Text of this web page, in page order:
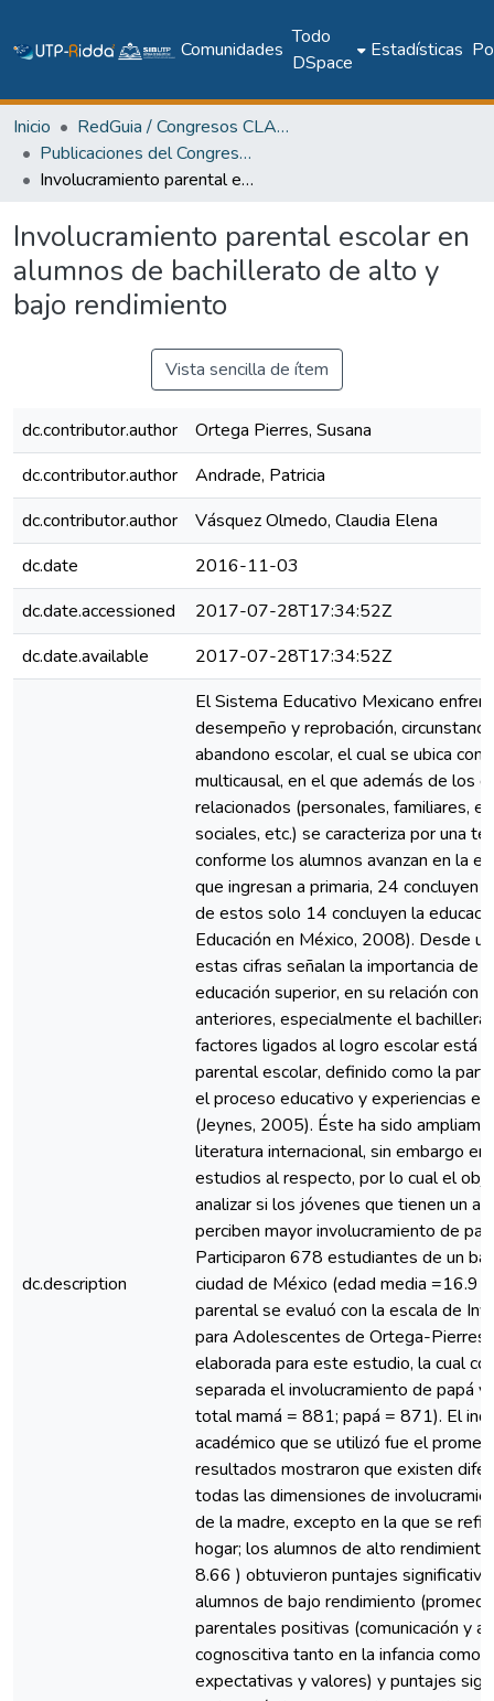
Comunidades
Todo
DSpace
Estadísticas
Inicio
RedGuia / Congresos CLABES
Publicaciones del Congreso Internacional CLABES
Involucramiento parental escolar en alumnos de bachillerato de alto y bajo rendimiento
Involucramiento parental escolar en
alumnos de bachillerato de alto y
bajo rendimiento
Vista sencilla de ítem
dc.contributor.author
Ortega Pierres, Susana
dc.contributor.author
Andrade, Patricia
dc.contributor.author
Vásquez Olmedo, Claudia Elena
dc.date
2016-11-03
dc.date.accessioned
2017-07-28T17:34:52Z
dc.date.available
2017-07-28T17:34:52Z
dc.description
El Sistema Educativo Mexicano
desempeño y reprobación,
abandono escolar, el cual se ubica
multicausal, en el que además de los
relacionados (personales, familiares,
sociales, etc.) se caracteriza por una
conforme los alumnos avanzan en la
que ingresan a primaria, 24 concluyen
de estos solo 14 concluyen la
Educación en México, 2008). Desde
estas cifras señalan la importancia de
educación superior, en su relación con
anteriores, especialmente el
factores ligados al logro escolar está
parental escolar, definido como la
el proceso educativo y experiencias
(Jeynes, 2005). Éste ha sido
literatura internacional, sin embargo
estudios al respecto, por lo cual el
analizar si los jóvenes que tienen un
perciben mayor involucramiento de
Participaron 678 estudiantes de un
ciudad de México (edad media =16.9
parental se evaluó con la escala de
para Adolescentes de Ortega-Pierres,
elaborada para este estudio, la cual
separada el involucramiento de papá y
total mamá = 881; papá = 871). El
académico que se utilizó fue el
resultados mostraron que existen
todas las dimensiones de
de la madre, excepto en la que se
hogar; los alumnos de alto
8.66 ) obtuvieron puntajes
alumnos de bajo rendimiento
parentales positivas (comunicación y
cognoscitiva tanto en la infancia como
expectativas y valores) y puntajes